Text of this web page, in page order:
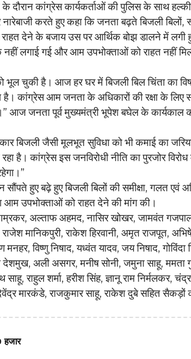
के दौरान कांग्रेस कार्यकर्ताओं की पुलिस के साथ
करते हुए कहा कि जनता बढ़ते बिजली बिलों,
देने के बजाय उस पर आर्थिक बोझ डालने में लगी
नहीं लगाई गई और आम उपभोक्ताओं को राहत नहीं
भूल चुकी है। आज हर घर में बिजली बिल चिंता का
है। कांग्रेस आम जनता के अधिकारों की रक्षा के
आज जनता पूर्व मुख्यमंत्री भूपेश बघेल के कार्यकाल
बिजली जैसी मूलभूत सुविधा को भी कमाई का
है। कांग्रेस इस जनविरोधी नीति का पुरजोर
हुए बढ़े हुए बिजली बिलों की समीक्षा, गलत एवं
आम उपभोक्ताओं को राहत देने की मांग की।
अल्ताफ अहमद, नासिर खोखर, जामवंत
मानिकपुरी, राकेश हिरवानी, अमृत राजपूत,
विष्णु निषाद, यध्वंत यादव, जय निषाद, गोविंदा
देशमुख, अली असगर, मनीष सोनी, जमुना साहू, ममता
राहुल शर्मा, हरीश सिंह, ज्ञानू राम निर्मलकर,
मारकंडे, राजकुमार साहू, राकेश दुबे सहित
हजार